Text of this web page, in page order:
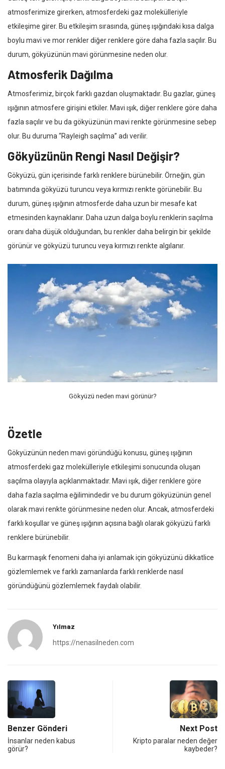
atmosferimize girerken, atmosferdeki gaz molekülleriyle
etkileşime girer. Bu etkileşim sırasında, güneş ışığındaki kısa dalga
boylu mavi ve mor renkler diğer renklere göre daha fazla saçılır. Bu
durum, gökyüzünün mavi görünmesine neden olur.
Atmosferik Dağılma
Atmosferimiz, birçok farklı gazdan oluşmaktadır. Bu gazlar, güneş
ışığının atmosfere girişini etkiler. Mavi ışık, diğer renklere göre daha
fazla saçılır ve bu da gökyüzünün mavi renkte görünmesine sebep
olur. Bu duruma “Rayleigh saçılma” adı verilir.
Gökyüzünün Rengi Nasıl Değişir?
Gökyüzü, gün içerisinde farklı renklere bürünebilir. Örneğin, gün
batımında gökyüzü turuncu veya kırmızı renkte görünebilir. Bu
durum, güneş ışığının atmosferde daha uzun bir mesafe kat
etmesinden kaynaklanır. Daha uzun dalga boylu renklerin saçılma
oranı daha düşük olduğundan, bu renkler daha belirgin bir şekilde
görünür ve gökyüzü turuncu veya kırmızı renkte algılanır.
Gökyüzü neden mavi görünür?
Özetle
Gökyüzünün neden mavi göründüğü konusu, güneş ışığının
atmosferdeki gaz molekülleriyle etkileşimi sonucunda oluşan
saçılma olayıyla açıklanmaktadır. Mavi ışık, diğer renklere göre
daha fazla saçılma eğilimindedir ve bu durum gökyüzünün genel
olarak mavi renkte görünmesine neden olur. Ancak, atmosferdeki
farklı koşullar ve güneş ışığının açısına bağlı olarak gökyüzü farklı
renklere bürünebilir.
Bu karmaşık fenomeni daha iyi anlamak için gökyüzünü dikkatlice
gözlemlemek ve farklı zamanlarda farklı renklerde nasıl
göründüğünü gözlemlemek faydalı olabilir.
Yılmaz
https://nenasilneden.com
Benzer Gönderi
İnsanlar neden kabus
görür?
Next Post
Kripto paralar neden değer
kaybeder?